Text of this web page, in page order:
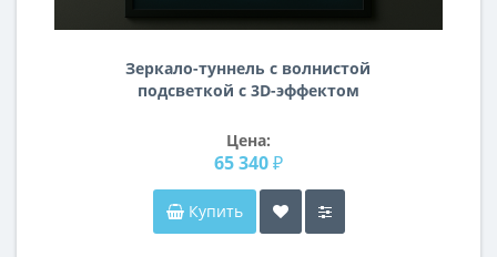
Зеркало-туннель с волнистой
подсветкой с 3D-эффектом
Цена:
65 340 ₽
Купить